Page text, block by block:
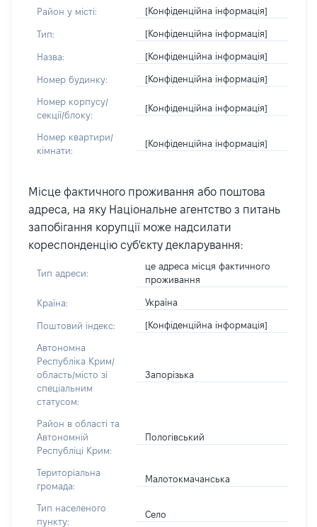
Район у місті: [Конфіденційна інформація]
Тип: [Конфіденційна інформація]
Назва: [Конфіденційна інформація]
Номер будинку: [Конфіденційна інформація]
Номер корпусу/
секції/блоку:
[Конфіденційна інформація]
Номер квартири/
кімнати:
[Конфіденційна інформація]
Місце фактичного проживання або поштова
адреса, на яку Національне агентство з питань
запобігання корупції може надсилати
кореспонденцію суб'єкту декларування:
Тип адреси:
це адреса місця фактичного
проживання
Країна: Україна
Поштовий індекс: [Конфіденційна інформація]
Автономна
Республіка Крим/
область/місто зі
спеціальним
статусом:
Запорізька
Район в області та
Автономній
Республіці Крим:
Пологівський
Територіальна
громада:
Малотокмачанська
Тип населеного
пункту:
Село